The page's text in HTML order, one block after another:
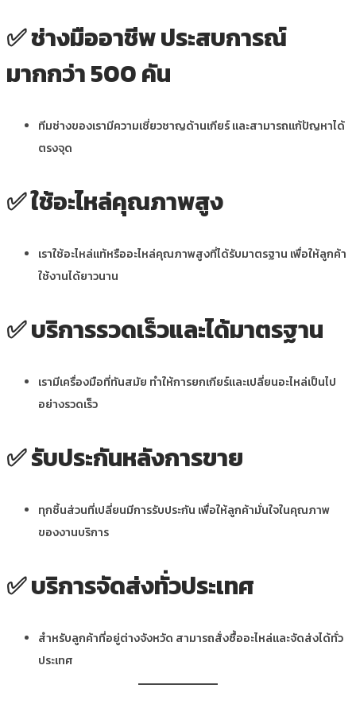
✅ช่างมืออาชีพ ประสบการณ์
มากกว่า 500 คัน
ทีมช่างของเรามีความเชี่ยวชาญด้านเกียร์ และสามารถแก้ปัญหาได้
ตรงจุด
✅ใช้อะไหล่คุณภาพสูง
เราใช้อะไหล่แท้หรืออะไหล่คุณภาพสูงที่ได้รับมาตรฐาน เพื่อให้ลูกค้า
ใช้งานได้ยาวนาน
✅บริการรวดเร็วและได้มาตรฐาน
เรามีเครื่องมือที่ทันสมัย ทำให้การยกเกียร์และเปลี่ยนอะไหล่เป็นไป
อย่างรวดเร็ว
✅รับประกันหลังการขาย
ทุกชิ้นส่วนที่เปลี่ยนมีการรับประกัน เพื่อให้ลูกค้ามั่นใจในคุณภาพ
ของงานบริการ
✅บริการจัดส่งทั่วประเทศ
สำหรับลูกค้าที่อยู่ต่างจังหวัด สามารถสั่งซื้ออะไหล่และจัดส่งได้ทั่ว
ประเทศ